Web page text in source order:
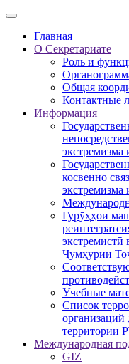
Главная
О Секретариате
Роль и
Общая
Контактные
Информация
экстремизма
косвенно
экстремизма
Гурӯҳҳои
экстремистӣ
Ҷумҳурии
Учебные
Список
организаций
территории
Международная
GIZ